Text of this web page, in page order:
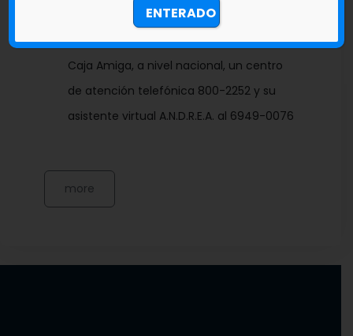
Cuenta con 55 sucursales, con más de
290 cajeros automáticos y más de 230
Caja Amiga, a nivel nacional, un centro
de atención telefónica 800-2252 y su
asistente virtual A.N.D.R.E.A. al 6949-0076
more
ENTERADO